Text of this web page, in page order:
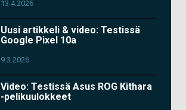
13.4.2026
Uusi artikkeli & video: Testissä
Google Pixel 10a
9.3.2026
Video: Testissä Asus ROG Kithara
-pelikuulokkeet